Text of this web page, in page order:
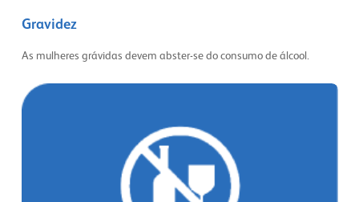
Gravidez
As mulheres grávidas devem abster-se do consumo de álcool.